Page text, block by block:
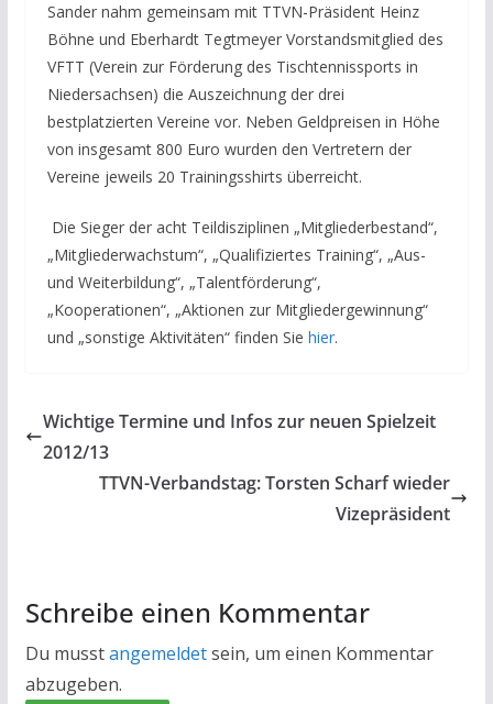
Sander nahm gemeinsam mit TTVN-Präsident Heinz
Böhne und Eberhardt Tegtmeyer Vorstandsmitglied des
VFTT (Verein zur Förderung des Tischtennissports in
Niedersachsen) die Auszeichnung der drei
bestplatzierten Vereine vor. Neben Geldpreisen in Höhe
von insgesamt 800 Euro wurden den Vertretern der
Vereine jeweils 20 Trainingsshirts überreicht.
Die Sieger der acht Teildisziplinen „Mitgliederbestand“,
„Mitgliederwachstum“, „Qualifiziertes Training“, „Aus-
und Weiterbildung“, „Talentförderung“,
„Kooperationen“, „Aktionen zur Mitgliedergewinnung“
und „sonstige Aktivitäten“ finden Sie hier.
Wichtige Termine und Infos zur neuen Spielzeit
2012/13
TTVN-Verbandstag: Torsten Scharf wieder
Vizepräsident
Schreibe einen Kommentar
Du musstangemeldetsein, um einen Kommentar
abzugeben.